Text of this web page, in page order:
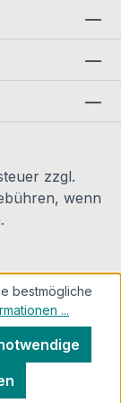
zu
zzgl.
wenn
bestmögliche
...